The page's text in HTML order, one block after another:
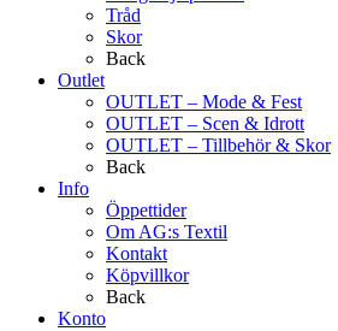
Tråd
Skor
Back
Outlet
OUTLET – Mode & Fest
OUTLET – Scen & Idrott
OUTLET – Tillbehör & Skor
Back
Info
Öppettider
Om AG:s Textil
Kontakt
Köpvillkor
Back
Konto